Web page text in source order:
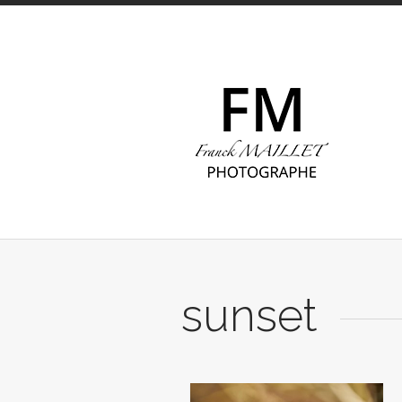
sunset